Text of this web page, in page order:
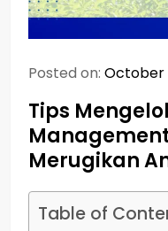
Posted on: October
Tips
Merugikan
Table of